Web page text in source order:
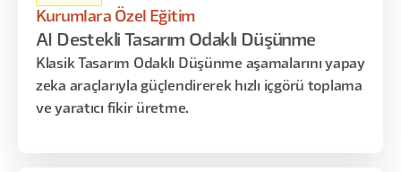
Kurumlara Özel Eğitim
AI Destekli Tasarım Odaklı Düşünme
Klasik Tasarım Odaklı Düşünme aşamalarını yapay
zeka araçlarıyla güçlendirerek hızlı içgörü toplama
ve yaratıcı fikir üretme.